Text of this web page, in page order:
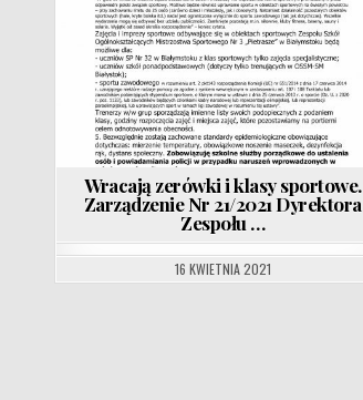
Wracają zerówki i klasy sportowe.
Zarządzenie Nr 21/2021 Dyrektora
Zespołu …
16 KWIETNIA 2021